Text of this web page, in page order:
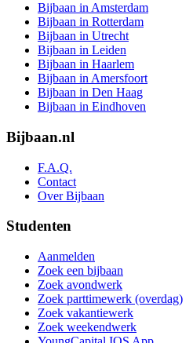
Bijbaan in Amsterdam
Bijbaan in Rotterdam
Bijbaan in Utrecht
Bijbaan in Leiden
Bijbaan in Haarlem
Bijbaan in Amersfoort
Bijbaan in Den Haag
Bijbaan in Eindhoven
Bijbaan.nl
F.A.Q.
Contact
Over Bijbaan
Studenten
Aanmelden
Zoek een bijbaan
Zoek avondwerk
Zoek parttimewerk (overdag)
Zoek vakantiewerk
Zoek weekendwerk